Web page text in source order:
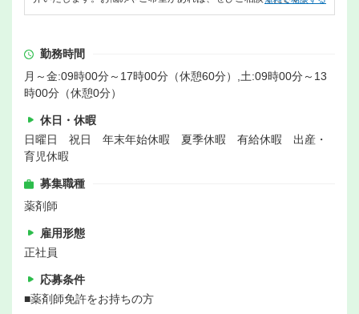
勤務時間
月～金:09時00分～17時00分（休憩60分）,土:09時00分～13
時00分（休憩0分）
休日・休暇
日曜日 祝日 年末年始休暇 夏季休暇 有給休暇 出産・
育児休暇
募集職種
薬剤師
雇用形態
正社員
応募条件
■薬剤師免許をお持ちの方